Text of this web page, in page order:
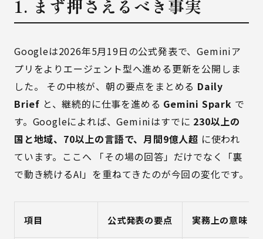
1. まず押さえるべき事実
Googleは2026年5月19日の公式発表で、Geminiア
プリをよりエージェント型へ進める更新を公開しま
した。 その中核が、朝の要点をまとめる Daily
Brief と、継続的に仕事を進める Gemini Spark で
す。Googleによれば、Geminiはすでに 230以上の
国と地域、70以上の言語で、月間9億人超 に使われ
ています。ここへ 「その場の回答」だけでなく「裏
で動き続けるAI」を重ねてきたのが今回の変化です。
項目 公式発表の要点 実務上の意味